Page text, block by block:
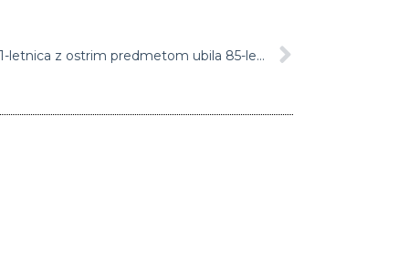
Družinska tragedija v Bertokih: 31-letnica z ostrim predmetom ubila 85-letnico